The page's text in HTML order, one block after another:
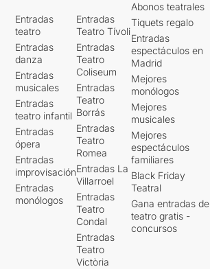
Entradas
teatro
Entradas
danza
Entradas
musicales
Entradas
teatro infantil
Entradas
ópera
Entradas
improvisación
Entradas
monólogos
Entradas
Teatro Tívoli
Entradas
Teatro
Coliseum
Entradas
Teatro
Borrás
Entradas
Teatro
Romea
Entradas La
Villarroel
Entradas
Teatro
Condal
Entradas
Teatro
Victòria
Abonos teatrales
Tiquets regalo
Entradas
espectáculos en
Madrid
Mejores
monólogos
Mejores
musicales
Mejores
espectáculos
familiares
Black Friday
Teatral
Gana entradas de
teatro gratis -
concursos